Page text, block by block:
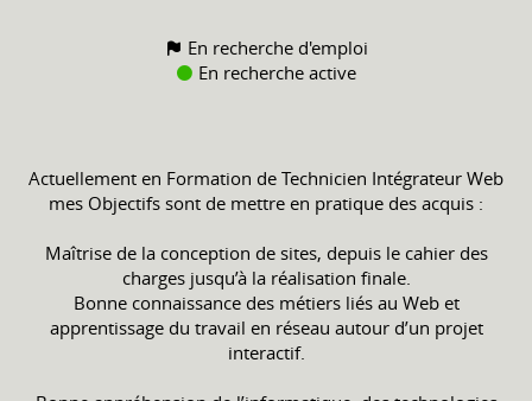
En recherche d'emploi
En recherche active
Actuellement en Formation de Technicien Intégrateur Web
mes Objectifs sont de mettre en pratique des acquis :
Maîtrise de la conception de sites, depuis le cahier des
charges jusqu’à la réalisation finale.
Bonne connaissance des métiers liés au Web et
apprentissage du travail en réseau autour d’un projet
interactif.